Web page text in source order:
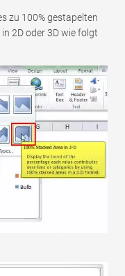
zu 100% gestapelten
2D oder 3D wie folgt